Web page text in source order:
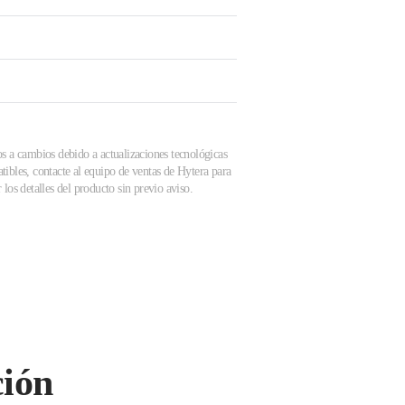
a cambios debido a actualizaciones tecnológicas
contacte al equipo de ventas de Hytera para
detalles del producto sin previo aviso.